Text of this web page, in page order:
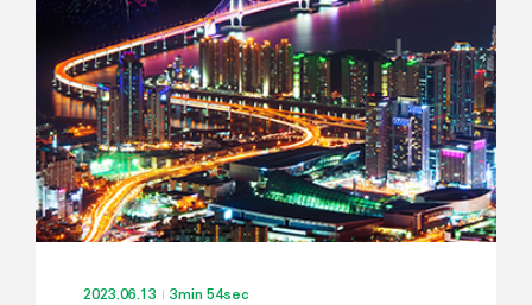
2023.06.13 3min 54sec